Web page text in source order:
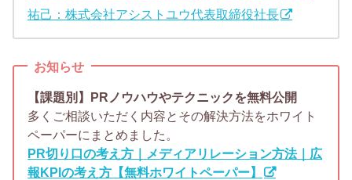
祐己：株式会社アシストユウ代表取締役社長
お知らせ
【課題別】PRノウハウやテクニックを無料公開
多くご相談いただく内容とその解決方法をホワイト
ペーパーにまとめました。
PR切り口の考え方｜メディアリレーション方法｜広
報KPIの考え方【無料ホワイトペーパー】